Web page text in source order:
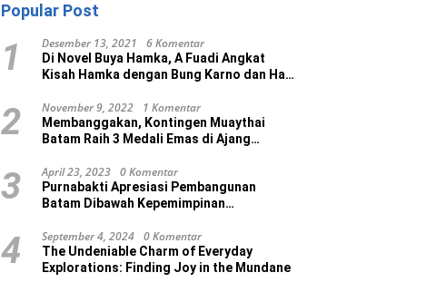
Popular Post
1 Desember 13, 2021 6 Komentar
Di Novel Buya Hamka, A Fuadi Angkat
Kisah Hamka dengan Bung Karno dan Haji
2 November 9, 2022 1 Komentar
Membanggakan, Kontingen Muaythai
Batam Raih 3 Medali Emas di Ajang
3 April 23, 2023 0 Komentar
Purnabakti Apresiasi Pembangunan
Batam Dibawah Kepemimpinan
4 September 4, 2024 0 Komentar
The Undeniable Charm of Everyday
Explorations: Finding Joy in the Mundane